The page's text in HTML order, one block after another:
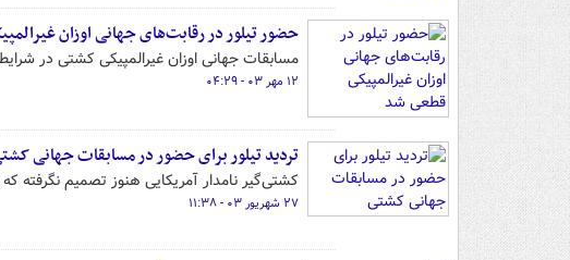
حضور تیلور در رقابت‌های جهانی اوزان
مسابقات جهانی اوزان غیرالمپیکی کشتی در
۱۲ مهر ۰۳ - ۰۴:۲۹
تردید تیلور برای حضور در مسابقات جهانی
کشتی‌گیر نامدار آمریکایی هنوز تصمیم نگرفته
۲۷ شهریور ۰۳ - ۱۱:۳۸